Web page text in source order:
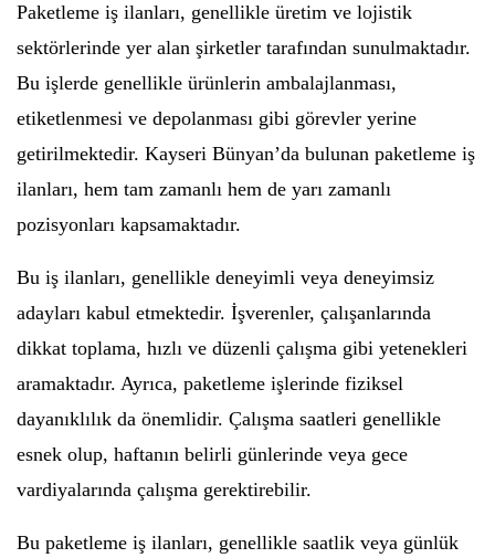
Paketleme iş ilanları, genellikle üretim ve lojistik
sektörlerinde yer alan şirketler tarafından sunulmaktadır.
Bu işlerde genellikle ürünlerin ambalajlanması,
etiketlenmesi ve depolanması gibi görevler yerine
getirilmektedir. Kayseri Bünyan’da bulunan paketleme iş
ilanları, hem tam zamanlı hem de yarı zamanlı
pozisyonları kapsamaktadır.
Bu iş ilanları, genellikle deneyimli veya deneyimsiz
adayları kabul etmektedir. İşverenler, çalışanlarında
dikkat toplama, hızlı ve düzenli çalışma gibi yetenekleri
aramaktadır. Ayrıca, paketleme işlerinde fiziksel
dayanıklılık da önemlidir. Çalışma saatleri genellikle
esnek olup, haftanın belirli günlerinde veya gece
vardiyalarında çalışma gerektirebilir.
Bu paketleme iş ilanları, genellikle saatlik veya günlük